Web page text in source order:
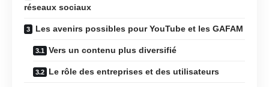
réseaux sociaux
Les avenirs possibles pour YouTube et les GAFAM
Vers un contenu plus diversifié
Le rôle des entreprises et des utilisateurs